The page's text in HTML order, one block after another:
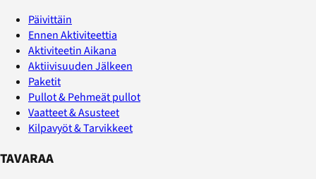
Päivittäin
Ennen Aktiviteettia
Aktiviteetin Aikana
Aktiivisuuden Jälkeen
Paketit
Pullot & Pehmeät pullot
Vaatteet & Asusteet
Kilpavyöt & Tarvikkeet
TAVARAA